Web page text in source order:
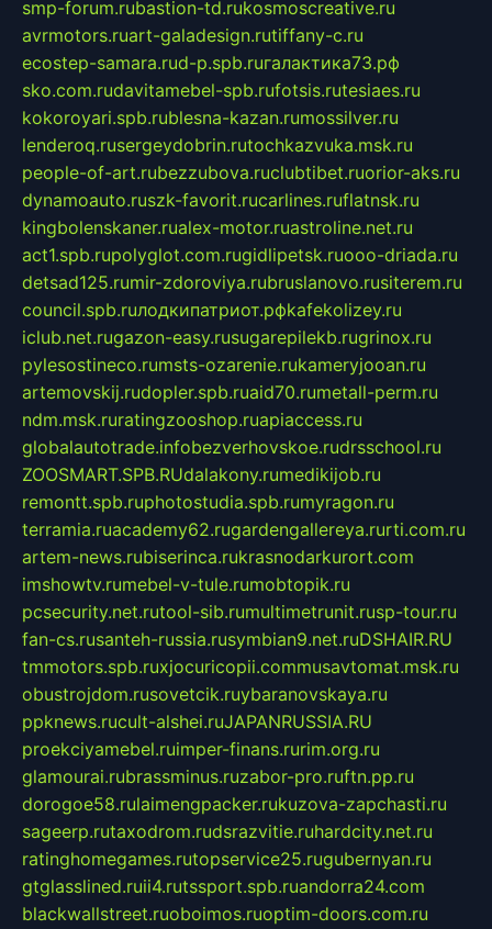
smp-forum.rubastion-td.rukosmoscreative.ru
avrmotors.ruart-galadesign.rutiffany-c.ru
ecostep-samara.rud-p.spb.ruгалактика73.рф
sko.com.rudavitamebel-spb.rufotsis.rutesiaes.ru
kokoroyari.spb.rublesna-kazan.rumossilver.ru
lenderoq.rusergeydobrin.rutochkazvuka.msk.ru
people-of-art.rubezzubova.ruclubtibet.ruorior-aks.ru
dynamoauto.ruszk-favorit.rucarlines.ruflatnsk.ru
kingbolenskaner.rualex-motor.ruastroline.net.ru
act1.spb.rupolyglot.com.rugidlipetsk.ruooo-driada.ru
detsad125.rumir-zdoroviya.rubruslanovo.rusiterem.ru
council.spb.ruлодкипатриот.рфkafekolizey.ru
iclub.net.rugazon-easy.rusugarepilekb.rugrinox.ru
pylesostineco.rumsts-ozarenie.rukameryjooan.ru
artemovskij.rudopler.spb.ruaid70.rumetall-perm.ru
ndm.msk.ruratingzooshop.ruapiaccess.ru
globalautotrade.infobezverhovskoe.rudrsschool.ru
ZOOSMART.SPB.RUdalakony.rumedikijob.ru
remontt.spb.ruphotostudia.spb.rumyragon.ru
terramia.ruacademy62.rugardengallereya.rurti.com.ru
artem-news.rubiserinca.rukrasnodarkurort.com
imshowtv.rumebel-v-tule.rumobtopik.ru
pcsecurity.net.rutool-sib.rumultimetrunit.rusp-tour.ru
fan-cs.rusanteh-russia.rusymbian9.net.ruDSHAIR.RU
tmmotors.spb.ruxjocuricopii.commusavtomat.msk.ru
obustrojdom.rusovetcik.ruybaranovskaya.ru
ppknews.rucult-alshei.ruJAPANRUSSIA.RU
proekciyamebel.ruimper-finans.rurim.org.ru
glamourai.rubrassminus.ruzabor-pro.ruftn.pp.ru
dorogoe58.rulaimengpacker.rukuzova-zapchasti.ru
sageerp.rutaxodrom.rudsrazvitie.ruhardcity.net.ru
ratinghomegames.rutopservice25.rugubernyan.ru
gtglasslined.ruii4.rutssport.spb.ruandorra24.com
blackwallstreet.ruoboimos.ruoptim-doors.com.ru